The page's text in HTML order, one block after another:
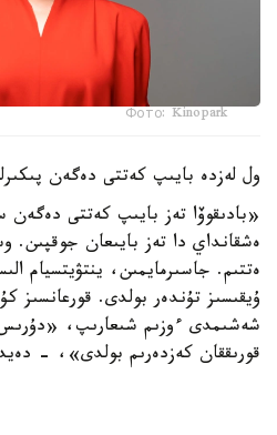
Фото: Kinopark
ول لەزدە بايىپ كەتتى دەگەن
«بادىقوۆا تەز بايىپ كەتتى دەگەن
ەتتىم. جاسىرمايمىن، ينتۋيتسيام
ۇيقىسىز تۇندەر بولدى. قورعانسىز
شەشىمدى ءوزىم شىعارىپ،
قورىققان كەزدەرىم بولدى»، -